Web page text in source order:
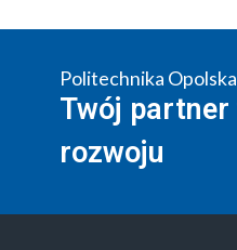
Politechnika Opolska
Twój partner
rozwoju